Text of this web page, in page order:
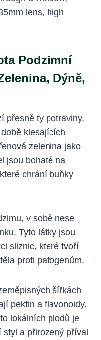
Podzimní
Dýně,
přesně ty potraviny,
klesajících
zelenina jako
jsou bohaté na
chrání buňky
v sobě nese
Tyto látky jsou
sliznic, které tvoří
proti patogenům.
šířkách
pektin a flavonoidy.
lokálních plodů je
styl a přirozený příval